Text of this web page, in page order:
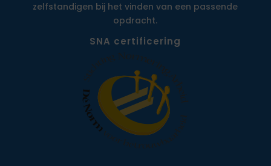
zelfstandigen bij het vinden van een passende
opdracht.
SNA certificering